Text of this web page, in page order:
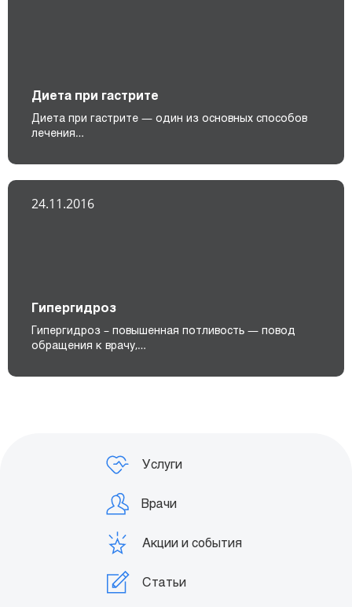
Диета при гастрите
Диета при гастрите — один из основных способов
лечения…
24.11.2016
Гипергидроз
Гипергидроз – повышенная потливость — повод
обращения к врачу,…
Услуги
Врачи
Акции и события
Статьи